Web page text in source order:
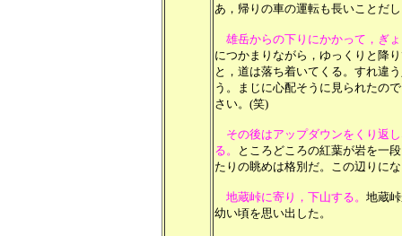
あ，帰りの車の運転も長いことだ
雄岳からの下りにかかって，ぎ
につかまりながら，ゆっくりと降
と，道は落ち着いてくる。すれ違
う。まじに心配そうに見られたの
さい。(笑)
その後はアップダウンをくり返
る。
ところどころの紅葉が岩を一
たりの眺めは格別だ。この辺りに
地蔵峠に寄り，下山する。 地蔵
幼い頃を思い出した。